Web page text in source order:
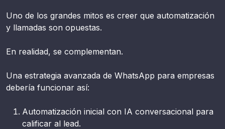
Uno de los grandes mitos es creer que automatización
y llamadas son opuestas.
En realidad, se complementan.
Una estrategia avanzada de WhatsApp para empresas
debería funcionar así:
Automatización inicial con IA conversacional para
calificar al lead.